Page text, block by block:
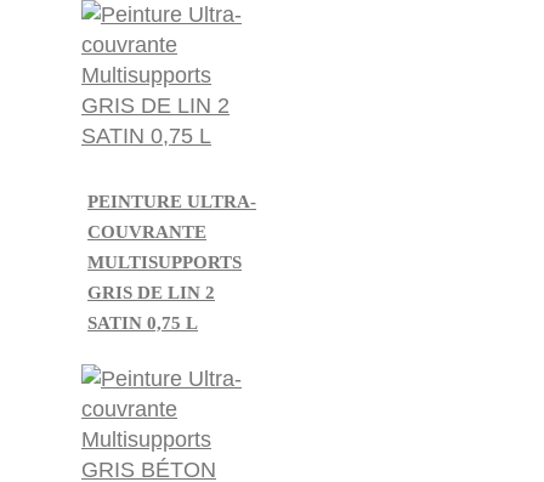
PEINTURE ULTRA-
COUVRANTE
MULTISUPPORTS
GRIS DE LIN 2
SATIN 0,75 L